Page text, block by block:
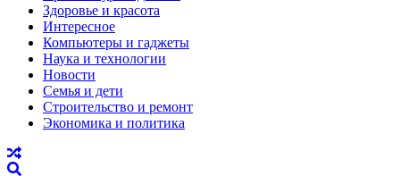
Здоровье и красота
Интересное
Компьютеры и гаджеты
Наука и технологии
Новости
Семья и дети
Строительство и ремонт
Экономика и политика